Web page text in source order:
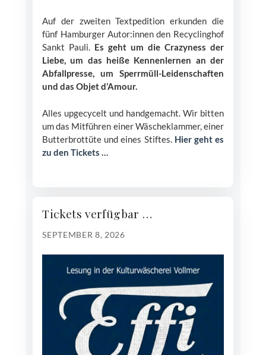
Auf der zweiten Textpedition erkunden die
fünf Hamburger Autor:innen den Recyclinghof
Sankt Pauli. Es geht um die Crazyness der
Liebe, um das heiße Kennenlernen an der
Abfallpresse, um Sperrmüll-Leidenschaften
und das Objet d’Amour.
Alles upgecycelt und handgemacht. Wir bitten
um das Mitführen einer Wäscheklammer, einer
Butterbrottüte und eines Stiftes. Hier geht es
zu den Tickets …
Tickets verfügbar …
SEPTEMBER 8, 2026